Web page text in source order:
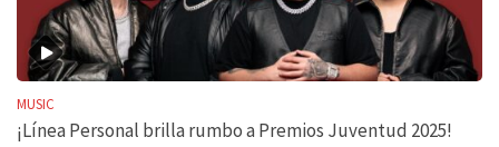
MUSIC
¡Línea Personal brilla rumbo a Premios Juventud 2025!